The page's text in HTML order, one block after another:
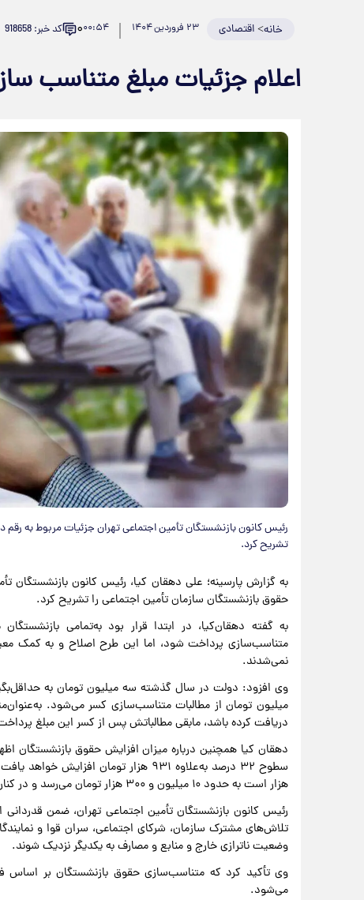
خانه>اقتصادی ۲۳ فروردین ۱۴۰۴ ۰۰:۵۴۰ کد خبر: 918658
اعلام جزئیات مبلغ متناسب
رئیس کانون بازنشستگان تأمین اجتماعی تهران جزئیات مربوط به
تشریح کرد.
به گزارش پارسینه؛ علی دهقان کیا، رئیس کانون بازنشستگان
حقوق بازنشستگان سازمان تأمین اجتماعی را تشریح کرد.
به گفته دهقان‌کیا، در ابتدا قرار بود به‌تمامی
متناسب‌سازی پرداخت شود، اما این طرح اصلاح و به کمک
نمی‌شدند.
وی افزود: دولت در سال گذشته سه میلیون تومان به
دریافت کرده باشد، مابقی مطالباتش پس از کسر این مبلغ
هزار است به حدود ۱۰ میلیون و ۳۰۰ هزار تومان می‌رسد و در کنار این حقوق، بن‌ها و برخی مزایای دیگر افزایش‌یافته است.
رئیس کانون بازنشستگان تأمین اجتماعی تهران، ضمن قدردانی
تلاش‌های مشترک سازمان، شرکای اجتماعی، سران قوا و
وضعیت ناترازی خارج و منابع و مصارف به یکدیگر نزدیک شوند.
وی تأکید کرد که متناسب‌سازی حقوق بازنشستگان بر اساس
می‌شود.